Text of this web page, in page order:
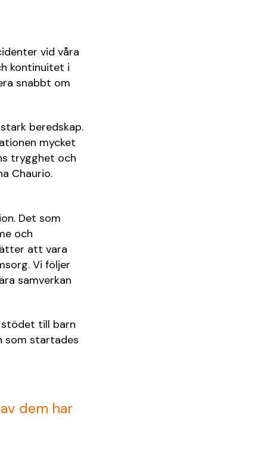
vid våra
kontinuitet i
snabbt om
beredskap.
mycket
trygghet och
Chaurio.
Det som
och
att vara
Vi följer
samverkan
till barn
som startades
dem har